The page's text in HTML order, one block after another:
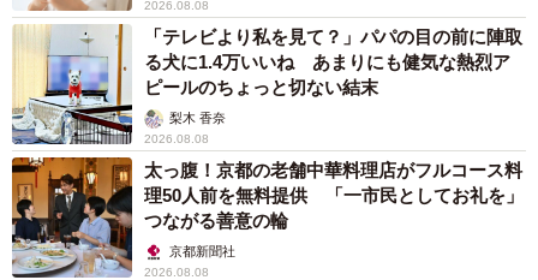
2026.08.08
「テレビより私を見て？」パパの目の前に陣取
る犬に1.4万いいね あまりにも健気な熱烈ア
ピールのちょっと切ない結末
梨木 香奈
2026.08.08
太っ腹！京都の老舗中華料理店がフルコース料
理50人前を無料提供 「一市民としてお礼を」
つながる善意の輪
京都新聞社
2026.08.08